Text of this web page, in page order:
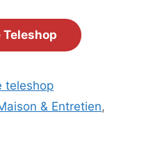
Teleshop
teleshop
& Entretien,